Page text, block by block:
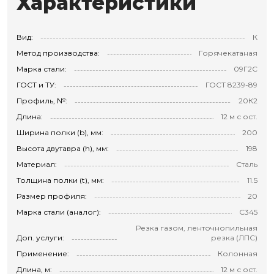
Вид:
К
Метод производства:
Горячекатаная
Марка стали:
09Г2С
ГОСТ и ТУ:
ГОСТ 8239-89
Профиль, №:
20К2
Длина:
12 м с ост.
Ширина полки (b), мм:
200
Высота двутавра (h), мм:
198
Материал:
Сталь
Толщина полки (t), мм:
11.5
Размер профиля:
20
Марка стали (аналог):
С345
Доп. услуги:
Резка газом, ленточнопильная
резка (ЛПС)
Применение:
Колонная
Длина, м:
12 м с ост.